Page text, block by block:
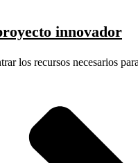
innovador
los recursos necesarios